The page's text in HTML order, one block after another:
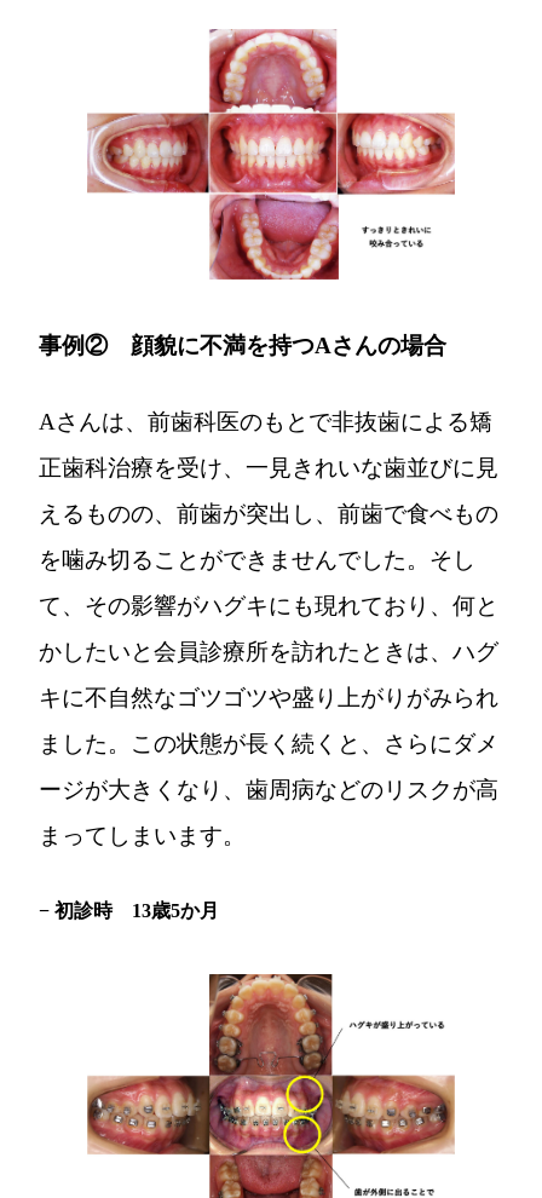
事例② 顔貌に不満を持つAさんの場合
Aさんは、前歯科医のもとで非抜歯による矯
正歯科治療を受け、一見きれいな歯並びに見
えるものの、前歯が突出し、前歯で食べもの
を噛み切ることができませんでした。そし
て、その影響がハグキにも現れており、何と
かしたいと会員診療所を訪れたときは、ハグ
キに不自然なゴツゴツや盛り上がりがみられ
ました。この状態が長く続くと、さらにダメ
ージが大きくなり、歯周病などのリスクが高
まってしまいます。
− 初診時 13歳5か月